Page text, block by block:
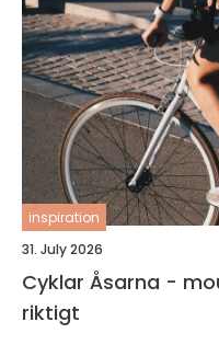
inspiration
31. July 2026
Cyklar Åsarna -
riktigt